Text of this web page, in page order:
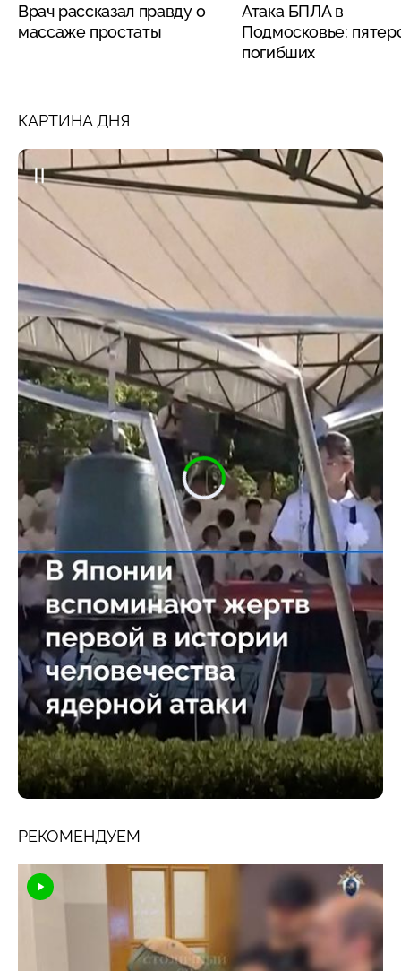
Врач рассказал правду о
массаже простаты
Атака БПЛА в
Подмосковье:
погибших
КАРТИНА ДНЯ
РЕКОМЕНДУЕМ